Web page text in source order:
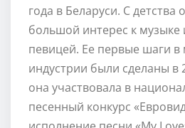
года в Беларуси. С детства
большой интерес к музыке
певицей. Ее первые шаги в
индустрии были сделаны в
она участвовала в
песенный конкурс